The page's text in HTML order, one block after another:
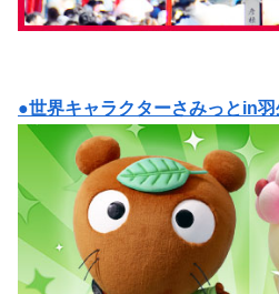
●世界キャラクターさみっとin